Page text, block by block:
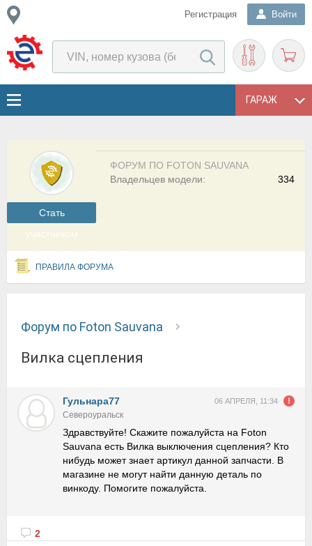
Регистрация Войти
ГАРАЖ
Cтать
участником
ФОРУМ ПО FOTON SAUVANA
334
Владельцев модели:
ПРАВИЛА ФОРУМА
Форум по Foton Sauvana
вилка сцепления
Гульнара77 06 АПРЕЛЯ, 11:34
Североуральск
Здравствуйте! Скажите пожалуйста на Foton
Sauvana есть Вилка выключения сцепления? Кто
нибудь может знает артикул данной запчасти. В
магазине не могут найти данную деталь по
винкоду. Помогите пожалуйста.
2